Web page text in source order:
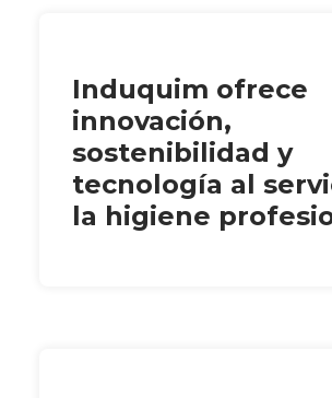
Induquim ofrece
innovación,
sostenibilidad y
tecnología al
la higiene